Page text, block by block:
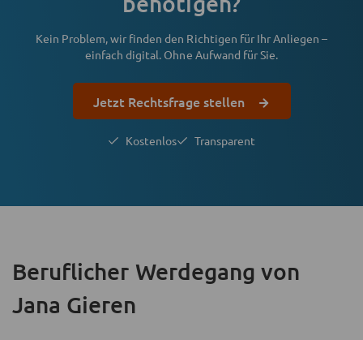
Kein Problem, wir finden den Richtigen für Ihr Anliegen –
einfach digital. Ohne Aufwand für Sie.
Jetzt Rechtsfrage stellen
Kostenlos Transparent
Beruflicher Werdegang von
Jana Gieren